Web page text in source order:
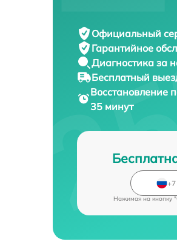
Официальный
Гарантийное
Диагностика за
Бесплатный
Восстановление
35 минут
Нажимая на кнопку